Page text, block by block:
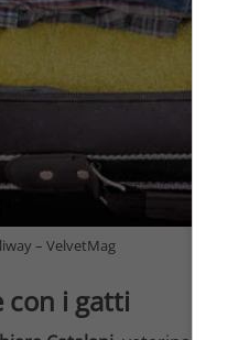
– VelvetMag
con i gatti